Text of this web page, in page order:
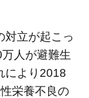
対立が起こっ
人が避難生
により2018
栄養不良の